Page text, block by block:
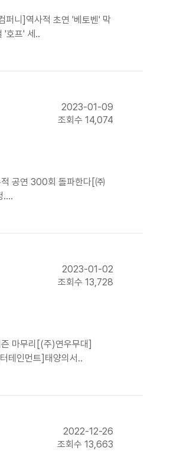
니]역사적 초연 '베토벤' 막
'호프' 세..
2023-01-09
조회수 14,074
공연 300회 돌파한다[㈜
....
2023-01-02
조회수 13,728
마무리[(주)연우무대]
테인먼트]태양의서..
2022-12-26
조회수 13,663